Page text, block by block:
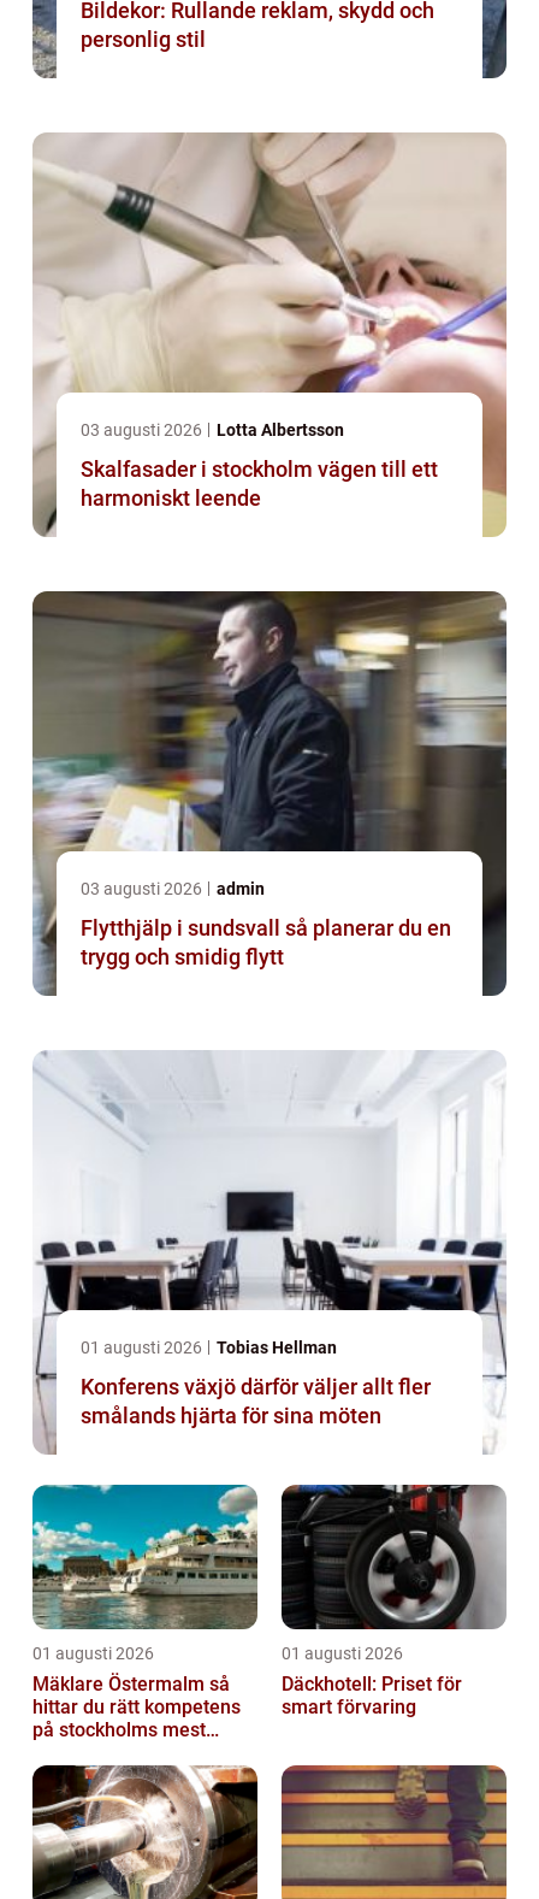
Bildekor: Rullande reklam, skydd och
personlig stil
03 augusti 2026 Lotta Albertsson
Skalfasader i stockholm vägen till ett
harmoniskt leende
03 augusti 2026 admin
Flytthjälp i sundsvall så planerar du en
trygg och smidig flytt
01 augusti 2026 Tobias Hellman
Konferens växjö därför väljer allt fler
smålands hjärta för sina möten
01 augusti 2026
Mäklare Östermalm så
hittar du rätt kompetens
på stockholms mest
01 augusti 2026
Däckhotell: Priset för
smart förvaring